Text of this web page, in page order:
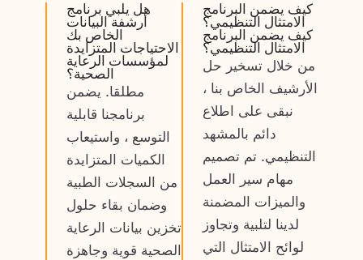
هل يلبي برنامج
أرشفة البيانات
الخاص بك
الاحتياجات المتزايدة
لمؤسسات الرعاية
الصحية؟
مطلقا. يضمن
برنامجنا قابلية
التوسع ، واستيعاب
الكميات المتزايدة
من السجلات الطبية
وضمان بقاء حلول
تخزين بيانات الرعاية
الصحية قوية وجاهزة
كيف يضمن البرنامج
الامتثال التنظيمي؟
كيف يضمن البرنامج
الامتثال التنظيمي؟
من خلال تسخير حل
الأرشيف الخاص بنا ،
نبقى على اطلاع
دائم بالمشهد
التنظيمي. تم تصميم
مهام سير العمل
والميزات المضمنة
لدينا لتلبية وتجاوز
لوائح الامتثال التي